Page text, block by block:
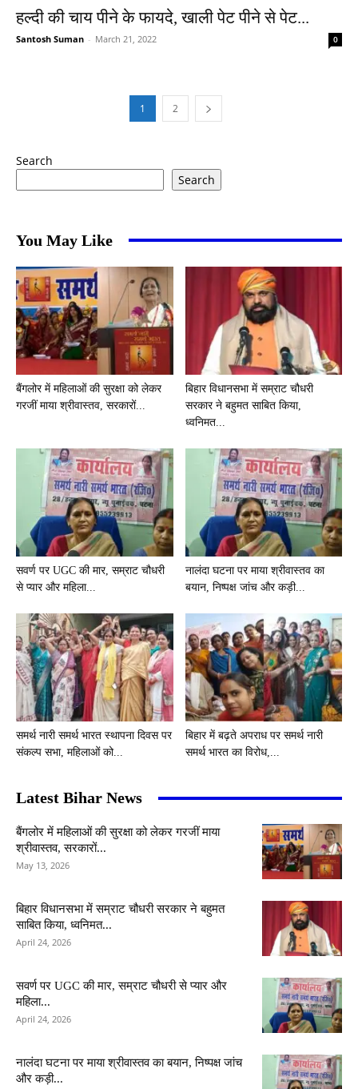
हल्दी की चाय पीने के फायदे, खाली पेट पीने से पेट...
Santosh Suman - March 21, 2022 0
1 2
Search
Search
You May Like
बैंगलोर में महिलाओं की सुरक्षा को लेकर
गरजीं माया श्रीवास्तव, सरकारों...
बिहार विधानसभा में सम्राट चौधरी
सरकार ने बहुमत साबित किया,
ध्वनिमत...
सवर्ण पर UGC की मार, सम्राट चौधरी
से प्यार और महिला...
नालंदा घटना पर माया श्रीवास्तव का
बयान, निष्पक्ष जांच और कड़ी...
समर्थ नारी समर्थ भारत स्थापना दिवस पर
संकल्प सभा, महिलाओं को...
बिहार में बढ़ते अपराध पर समर्थ नारी
समर्थ भारत का विरोध,...
Latest Bihar News
बैंगलोर में महिलाओं की सुरक्षा को लेकर गरजीं माया
श्रीवास्तव, सरकारों...
May 13, 2026
बिहार विधानसभा में सम्राट चौधरी सरकार ने बहुमत
साबित किया, ध्वनिमत...
April 24, 2026
सवर्ण पर UGC की मार, सम्राट चौधरी से प्यार और
महिला...
April 24, 2026
नालंदा घटना पर माया श्रीवास्तव का बयान, निष्पक्ष जांच
और कड़ी...